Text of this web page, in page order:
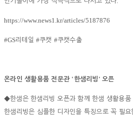
https://www.news1.kr/articles/5187876
#GS리테일#쿠캣 #쿠캣수출
온라인 생활용품 전문관 '한샘리빙 '오픈
◆한샘은 한샘리빙 오픈과 함께 한샘 생활용
한샘리빙은 심플한 디자인을 특징으로 꼭 필